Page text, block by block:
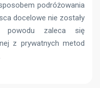
podróżowania
docelowe nie zostały
powodu zaleca się
z prywatnych metod